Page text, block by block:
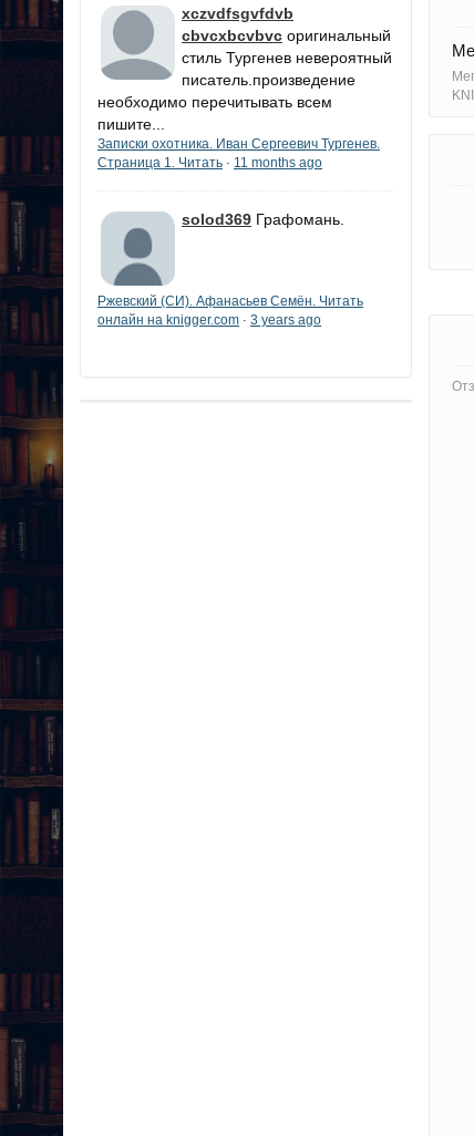
xczvdfsgvfdvb
cbvcxbcvbvc оригинальный
стиль Тургенев невероятный
писатель.произведение
необходимо перечитывать всем
пишите...
Записки охотника. Иван Сергеевич Тургенев.
Страница 1. Читать · 11 months ago
solod369 Графомань.
Ржевский (СИ). Афанасьев Семён. Читать
онлайн на knigger.com · 3 years ago